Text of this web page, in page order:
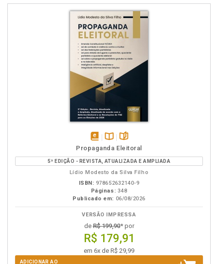
disponível
em
eBook
Disponível
na
B.V.
páginas
Propaganda Eleitoral
5ª EDIÇÃO - REVISTA, ATUALIZADA E AMPLIADA
Lídio Modesto da Silva Filho
ISBN: 978652632140-9
Páginas: 348
Publicado em: 06/08/2026
VERSÃO IMPRESSA
deR$ 199,90* por
R$ 179,91
em 6x de R$ 29,99
ADICIONAR AO